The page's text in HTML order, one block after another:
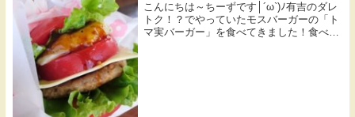
こんにちは～ちーずです│´ω`)ﾉ有吉のダレ
トク！？でやっていたモスバーガーの「ト
マ実バーガー」を食べてきました！食べに